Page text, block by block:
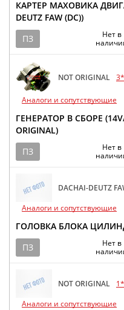
КАРТЕР МАХОВИКА
DEUTZ FAW (DC))
ПЗ
Нет в
NOT ORIGINAL
Аналоги и сопутствующие
ГЕНЕРАТОР В СБОРЕ
ORIGINAL)
ПЗ
Нет в
DACHAI-DEUTZ
Аналоги и сопутствующие
ГОЛОВКА БЛОКА
ПЗ
Нет в
NOT ORIGINAL
Аналоги и сопутствующие